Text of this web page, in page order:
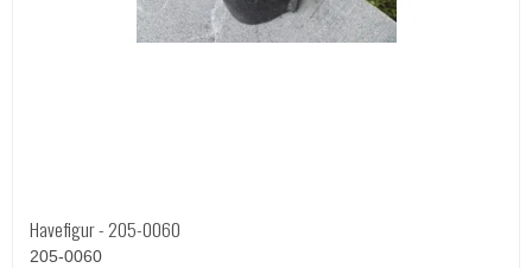
Havefigur - 205-0060
205-0060